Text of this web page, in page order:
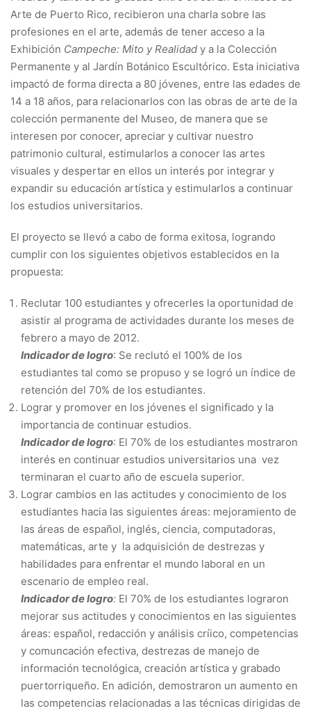
Arte de Puerto Rico, recibieron una charla sobre las
profesiones en el arte, además de tener acceso a la
Exhibición Campeche: Mito y Realidad y a la Colección
Permanente y al Jardín Botánico Escultórico. Esta iniciativa
impactó de forma directa a 80 jóvenes, entre las edades de
14 a 18 años, para relacionarlos con las obras de arte de la
colección permanente del Museo, de manera que se
interesen por conocer, apreciar y cultivar nuestro
patrimonio cultural, estimularlos a conocer las artes
visuales y despertar en ellos un interés por integrar y
expandir su educación artística y estimularlos a continuar
los estudios universitarios.
El proyecto se llevó a cabo de forma exitosa, logrando
cumplir con los siguientes objetivos establecidos en la
propuesta:
Reclutar 100 estudiantes y ofrecerles la oportunidad de
asistir al programa de actividades durante los meses de
febrero a mayo de 2012.
Indicador de logro: Se reclutó el 100% de los
estudiantes tal como se propuso y se logró un índice de
retención del 70% de los estudiantes.
Lograr y promover en los jóvenes el significado y la
importancia de continuar estudios.
Indicador de logro: El 70% de los estudiantes mostraron
interés en continuar estudios universitarios una vez
terminaran el cuarto año de escuela superior.
Lograr cambios en las actitudes y conocimiento de los
estudiantes hacia las siguientes áreas: mejoramiento de
las áreas de español, inglés, ciencia, computadoras,
matemáticas, arte y la adquisición de destrezas y
habilidades para enfrentar el mundo laboral en un
escenario de empleo real.
Indicador de logro: El 70% de los estudiantes lograron
mejorar sus actitudes y conocimientos en las siguientes
áreas: español, redacción y análisis críico, competencias
y comuncación efectiva, destrezas de manejo de
información tecnológica, creación artística y grabado
puertorriqueño. En adición, demostraron un aumento en
las competencias relacionadas a las técnicas dirigidas de